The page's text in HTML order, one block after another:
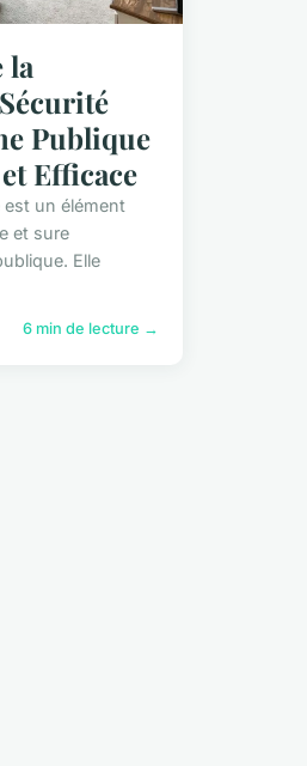
la
Publique
Efficace
un élément
et sure
Elle
6 min de lecture →